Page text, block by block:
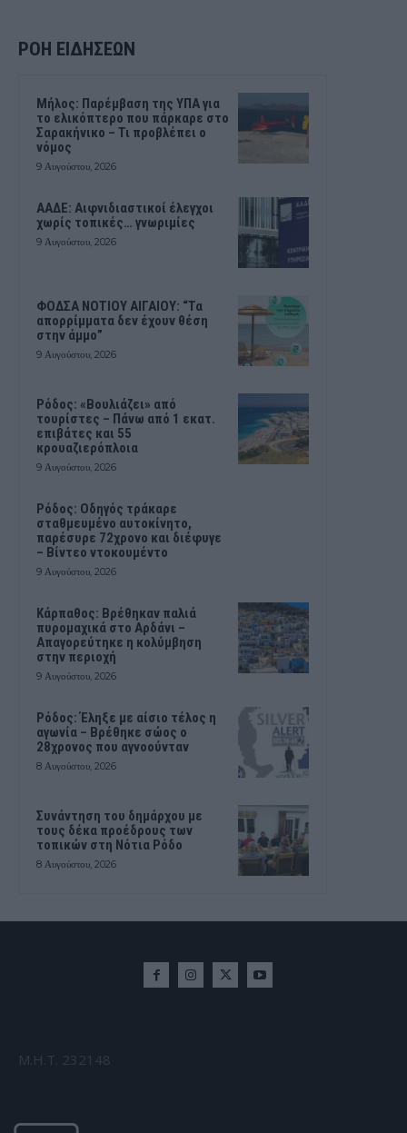
ΡΟΗ ΕΙΔΗΣΕΩΝ
Μήλος: Παρέμβαση της ΥΠΑ για
το ελικόπτερο που πάρκαρε στο
Σαρακήνικο – Τι προβλέπει ο
νόμος
9 Αυγούστου, 2026
ΑΑΔΕ: Αιφνιδιαστικοί έλεγχοι
χωρίς τοπικές… γνωριμίες
9 Αυγούστου, 2026
ΦΟΔΣΑ ΝΟΤΙΟΥ ΑΙΓΑΙΟΥ: “Τα
απορρίμματα δεν έχουν θέση
στην άμμο”
9 Αυγούστου, 2026
Ρόδος: «Βουλιάζει» από
τουρίστες – Πάνω από 1 εκατ.
επιβάτες και 55
κρουαζιερόπλοια
9 Αυγούστου, 2026
Ρόδος: Οδηγός τράκαρε
σταθμευμένο αυτοκίνητο,
παρέσυρε 72χρονο και διέφυγε
– Βίντεο ντοκουμέντο
9 Αυγούστου, 2026
Κάρπαθος: Βρέθηκαν παλιά
πυρομαχικά στο Αρδάνι –
Απαγορεύτηκε η κολύμβηση
στην περιοχή
9 Αυγούστου, 2026
Ρόδος: Έληξε με αίσιο τέλος η
αγωνία – Βρέθηκε σώος ο
28χρονος που αγνοούνταν
8 Αυγούστου, 2026
Συνάντηση του δημάρχου με
τους δέκα προέδρους των
τοπικών στη Νότια Ρόδο
8 Αυγούστου, 2026
Μ.Η.Τ. 232148